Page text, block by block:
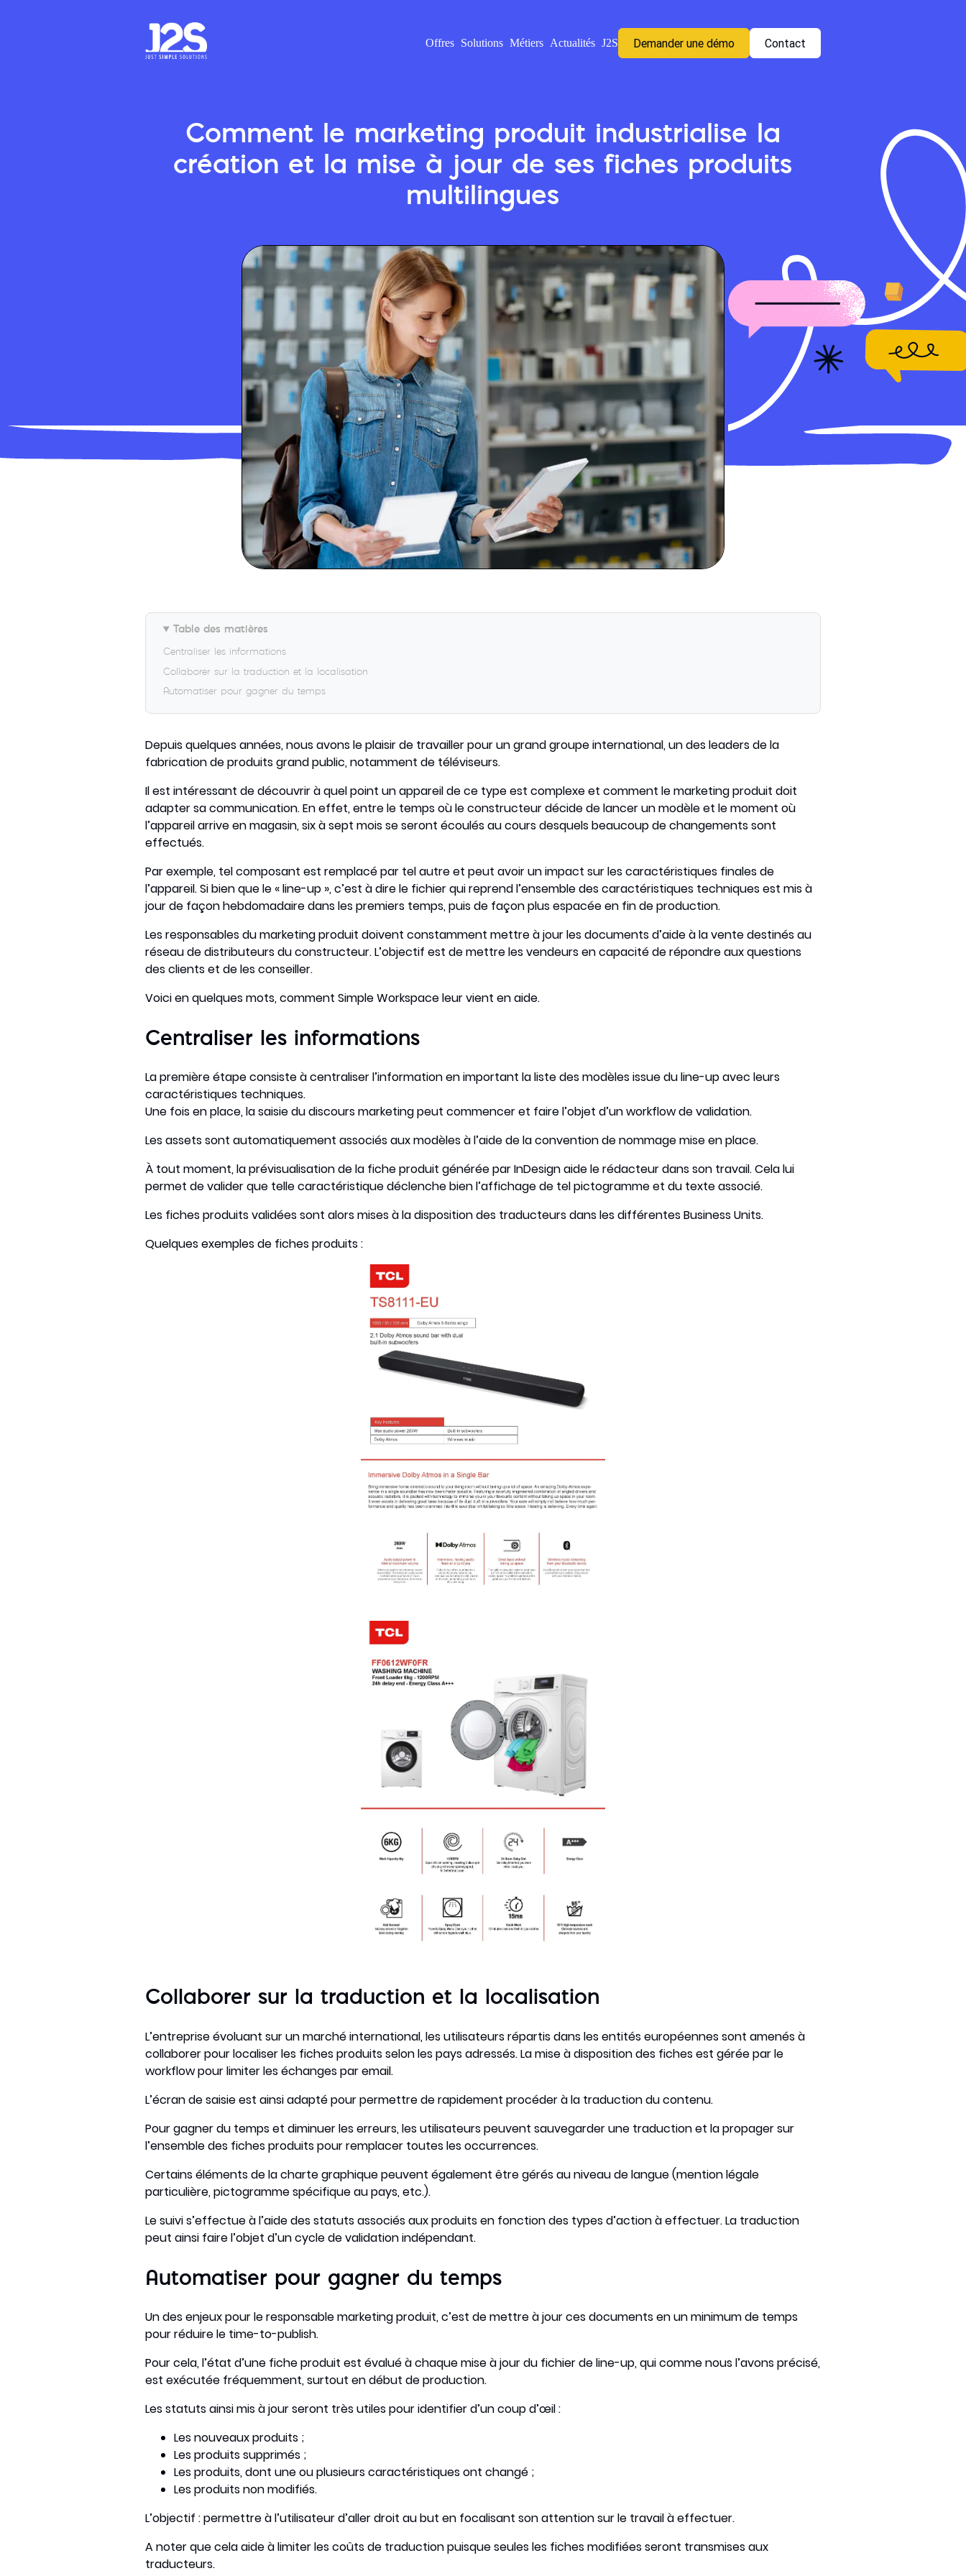
Offres Solutions Métiers Actualités J2S Demander une démo Contact
Comment le marketing produit industrialise la
création et la mise à jour de ses fiches produits
multilingues
Table des matières
Centraliser les informations
Collaborer sur la traduction et la localisation
Automatiser pour gagner du temps
Depuis quelques années, nous avons le plaisir de travailler pour un grand groupe international, un des leaders de la
fabrication de produits grand public, notamment de téléviseurs.
Il est intéressant de découvrir à quel point un appareil de ce type est complexe et comment le marketing produit doit
adapter sa communication. En effet, entre le temps où le constructeur décide de lancer un modèle et le moment où
l’appareil arrive en magasin, six à sept mois se seront écoulés au cours desquels beaucoup de changements sont
effectués.
Par exemple, tel composant est remplacé par tel autre et peut avoir un impact sur les caractéristiques finales de
l’appareil. Si bien que le « line-up », c’est à dire le fichier qui reprend l’ensemble des caractéristiques techniques est mis à
jour de façon hebdomadaire dans les premiers temps, puis de façon plus espacée en fin de production.
Les responsables du marketing produit doivent constamment mettre à jour les documents d’aide à la vente destinés au
réseau de distributeurs du constructeur. L’objectif est de mettre les vendeurs en capacité de répondre aux questions
des clients et de les conseiller.
Voici en quelques mots, comment Simple Workspace leur vient en aide.
Centraliser les informations
La première étape consiste à centraliser l’information en important la liste des modèles issue du line-up avec leurs
caractéristiques techniques.
Une fois en place, la saisie du discours marketing peut commencer et faire l’objet d’un workflow de validation.
Les assets sont automatiquement associés aux modèles à l’aide de la convention de nommage mise en place.
À tout moment, la prévisualisation de la fiche produit générée par InDesign aide le rédacteur dans son travail. Cela lui
permet de valider que telle caractéristique déclenche bien l’affichage de tel pictogramme et du texte associé.
Les fiches produits validées sont alors mises à la disposition des traducteurs dans les différentes Business Units.
Quelques exemples de fiches produits :
Collaborer sur la traduction et la localisation
L’entreprise évoluant sur un marché international, les utilisateurs répartis dans les entités européennes sont amenés à
collaborer pour localiser les fiches produits selon les pays adressés. La mise à disposition des fiches est gérée par le
workflow pour limiter les échanges par email.
L’écran de saisie est ainsi adapté pour permettre de rapidement procéder à la traduction du contenu.
Pour gagner du temps et diminuer les erreurs, les utilisateurs peuvent sauvegarder une traduction et la propager sur
l’ensemble des fiches produits pour remplacer toutes les occurrences.
Certains éléments de la charte graphique peuvent également être gérés au niveau de langue (mention légale
particulière, pictogramme spécifique au pays, etc.).
Le suivi s’effectue à l’aide des statuts associés aux produits en fonction des types d’action à effectuer. La traduction
peut ainsi faire l’objet d’un cycle de validation indépendant.
Automatiser pour gagner du temps
Un des enjeux pour le responsable marketing produit, c’est de mettre à jour ces documents en un minimum de temps
pour réduire le time-to-publish.
Pour cela, l’état d’une fiche produit est évalué à chaque mise à jour du fichier de line-up, qui comme nous l’avons précisé,
est exécutée fréquemment, surtout en début de production.
Les statuts ainsi mis à jour seront très utiles pour identifier d’un coup d’œil :
Les nouveaux produits ;
Les produits supprimés ;
Les produits, dont une ou plusieurs caractéristiques ont changé ;
Les produits non modifiés.
L’objectif : permettre à l’utilisateur d’aller droit au but en focalisant son attention sur le travail à effectuer.
A noter que cela aide à limiter les coûts de traduction puisque seules les fiches modifiées seront transmises aux
traducteurs.